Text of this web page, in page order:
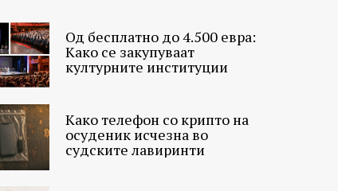
Од бесплатно до 4.500 евра:
Како се закупуваат
културните институции
Како телефон со крипто на
осуденик исчезна во
судските лавиринти